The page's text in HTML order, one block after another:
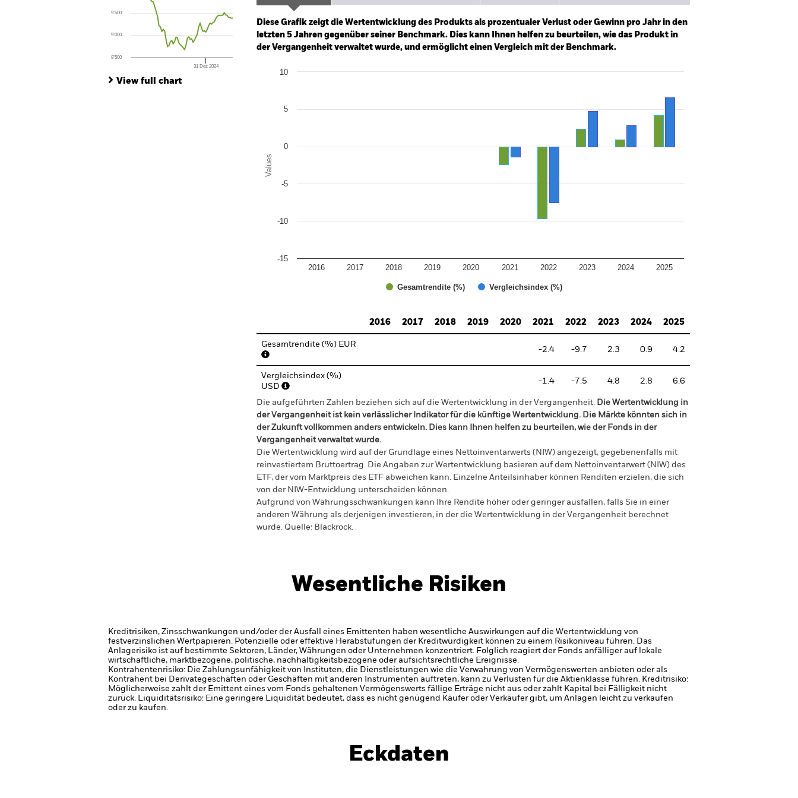
The chart has 1 X axis displaying Time. Range: 2020-08-01 00:00:00 to 2026-08-06 00:00:00.
The chart has 1 Y axis displaying values. Range: -15 to 0.
31 Dez 2024
9’000
8’500
9’500
View full chart
Diese Grafik zeigt die Wertentwicklung des Produkts als prozentualer Verlust oder Gewinn pro Jahr in den
letzten 5 Jahren gegenüber seiner Benchmark. Dies kann Ihnen helfen zu beurteilen, wie das Produkt in
der Vergangenheit verwaltet wurde, und ermöglicht einen Vergleich mit der Benchmark.
Bar chart with 2 data series.
Values
Gesamtrendite (%) Vergleichsindex (%)
2016 2017 2018 2019 2020 2021 2022 2023 2024 2025
-15
-10
-5
0
5
10
2016
2017 2018 2019 2020 2021 2022 2023 2024 2025
Gesamtrendite (%) EUR
-2.4 -9.7 2.3 0.9 4.2
Vergleichsindex (%)
USD
-1.4 -7.5 4.8 2.8 6.6
Die aufgeführten Zahlen beziehen sich auf die Wertentwicklung in der Vergangenheit. Die Wertentwicklung in
der Vergangenheit ist kein verlässlicher Indikator für die künftige Wertentwicklung. Die Märkte könnten sich in
der Zukunft vollkommen anders entwickeln. Dies kann Ihnen helfen zu beurteilen, wie der Fonds in der
Vergangenheit verwaltet wurde.
Die Wertentwicklung wird auf der Grundlage eines Nettoinventarwerts (NIW) angezeigt, gegebenenfalls mit
reinvestiertem Bruttoertrag. Die Angaben zur Wertentwicklung basieren auf dem Nettoinventarwert (NIW) des
ETF, der vom Marktpreis des ETF abweichen kann. Einzelne Anteilsinhaber können Renditen erzielen, die sich
von der NIW-Entwicklung unterscheiden können.
Aufgrund von Währungsschwankungen kann Ihre Rendite höher oder geringer ausfallen, falls Sie in einer
anderen Währung als derjenigen investieren, in der die Wertentwicklung in der Vergangenheit berechnet
wurde. Quelle: Blackrock.
Wesentliche Risiken
Kreditrisiken, Zinsschwankungen und/oder der Ausfall eines Emittenten haben wesentliche Auswirkungen auf die Wertentwicklung von
festverzinslichen Wertpapieren. Potenzielle oder effektive Herabstufungen der Kreditwürdigkeit können zu einem Risikoniveau führen. Das
Anlagerisiko ist auf bestimmte Sektoren, Länder, Währungen oder Unternehmen konzentriert. Folglich reagiert der Fonds anfälliger auf lokale
wirtschaftliche, marktbezogene, politische, nachhaltigkeitsbezogene oder aufsichtsrechtliche Ereignisse.
Kontrahentenrisiko: Die Zahlungsunfähigkeit von Instituten, die Dienstleistungen wie die Verwahrung von Vermögenswerten anbieten oder als
Kontrahent bei Derivategeschäften oder Geschäften mit anderen Instrumenten auftreten, kann zu Verlusten für die Aktienklasse führen. Kreditrisiko:
Möglicherweise zahlt der Emittent eines vom Fonds gehaltenen Vermögenswerts fällige Erträge nicht aus oder zahlt Kapital bei Fälligkeit nicht
zurück. Liquiditätsrisiko: Eine geringere Liquidität bedeutet, dass es nicht genügend Käufer oder Verkäufer gibt, um Anlagen leicht zu verkaufen
oder zu kaufen.
Eckdaten